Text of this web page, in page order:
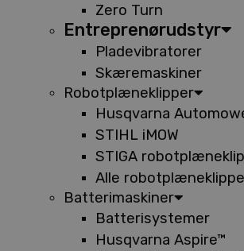
Zero Turn
Entreprenørudstyr
Pladevibratorer
Skæremaskiner
Robotplæneklipper
Husqvarna
STIHL iMOW
STIGA
Alle
Batterimaskiner
Batterisystemer
Husqvarna Aspire™